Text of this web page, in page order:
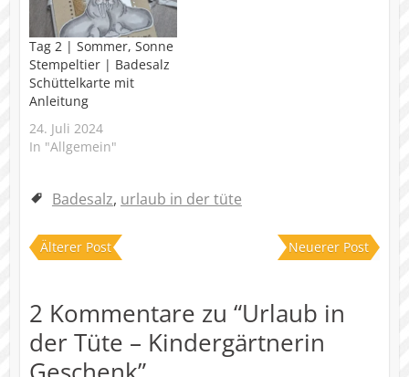
Tag 2 | Sommer, Sonne
Stempeltier | Badesalz
Schüttelkarte mit
Anleitung
24. Juli 2024
In "Allgemein"
Badesalz, urlaub in der tüte
Älterer Post Neuerer Post
2 Kommentare zu “Urlaub in
der Tüte – Kindergärtnerin